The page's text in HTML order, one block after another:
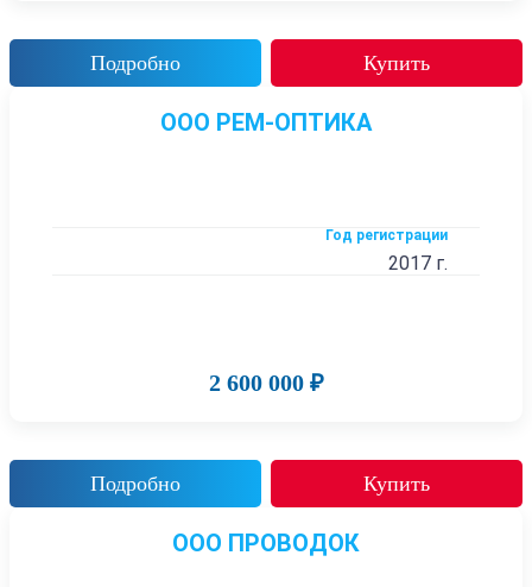
Подробно Купить
ООО РЕМ-ОПТИКА
Год регистрации
2017 г.
2 600 000 ₽
Подробно Купить
ООО ПРОВОДОК